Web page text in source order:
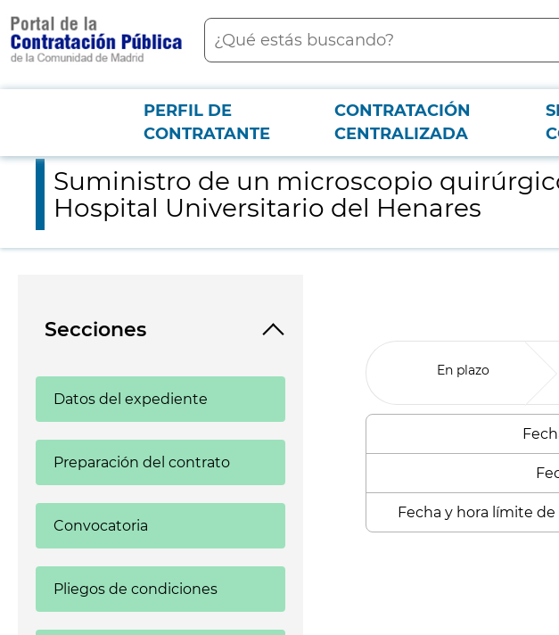
contenido
principal
Buscar
Menú PCON
PERFIL DE
CONTRATANTE
CONTRATACIÓN
CENTRALIZADA
Suministro de un microscopio quirúrgico para el Servicio de Otorrinolaringología del
Suministro de un microscopio
Hospital Universitario del Henares
Secciones
Datos del expediente
Preparación del contrato
Convocatoria
Pliegos de condiciones
En plazo
Fecha y hora límite